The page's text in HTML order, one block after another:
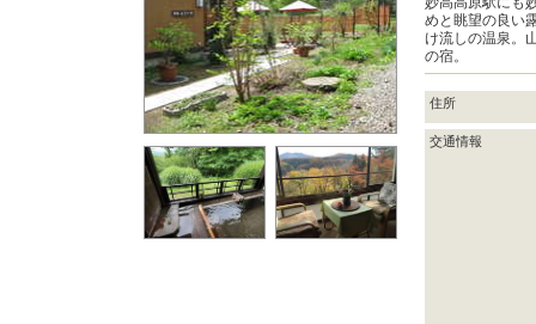
めと眺望の良い
け流しの温泉。
の宿。
住所
交通情報